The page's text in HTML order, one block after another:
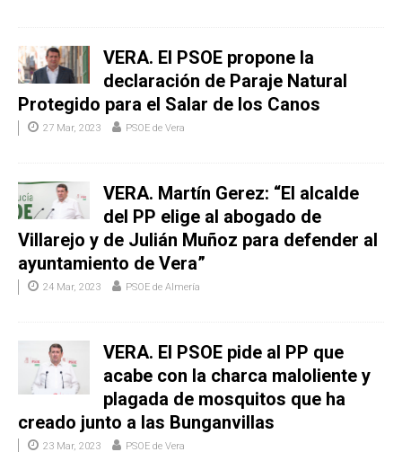
VERA. El PSOE propone la
declaración de Paraje Natural
Protegido para el Salar de los Canos
27 Mar, 2023 PSOE de Vera
VERA. Martín Gerez: “El alcalde
del PP elige al abogado de
Villarejo y de Julián Muñoz para defender al
ayuntamiento de Vera”
24 Mar, 2023 PSOE de Almería
VERA. El PSOE pide al PP que
acabe con la charca maloliente y
plagada de mosquitos que ha
creado junto a las Bunganvillas
23 Mar, 2023 PSOE de Vera